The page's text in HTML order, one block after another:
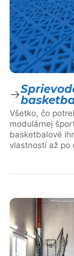
Všetko, čo
modulárnej
basketbalové
vlastností až po